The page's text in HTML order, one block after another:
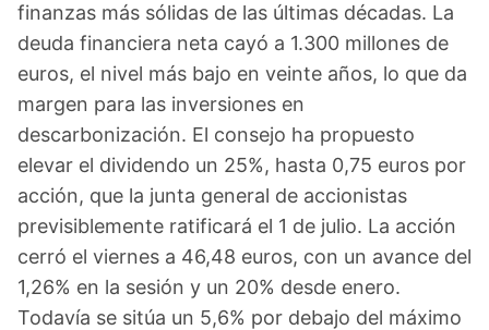
finanzas más sólidas de las últimas décadas. La
deuda financiera neta cayó a 1.300 millones de
euros, el nivel más bajo en veinte años, lo que da
margen para las inversiones en
descarbonización. El consejo ha propuesto
elevar el dividendo un 25%, hasta 0,75 euros por
acción, que la junta general de accionistas
previsiblemente ratificará el 1 de julio. La acción
cerró el viernes a 46,48 euros, con un avance del
1,26% en la sesión y un 20% desde enero.
Todavía se sitúa un 5,6% por debajo del máximo